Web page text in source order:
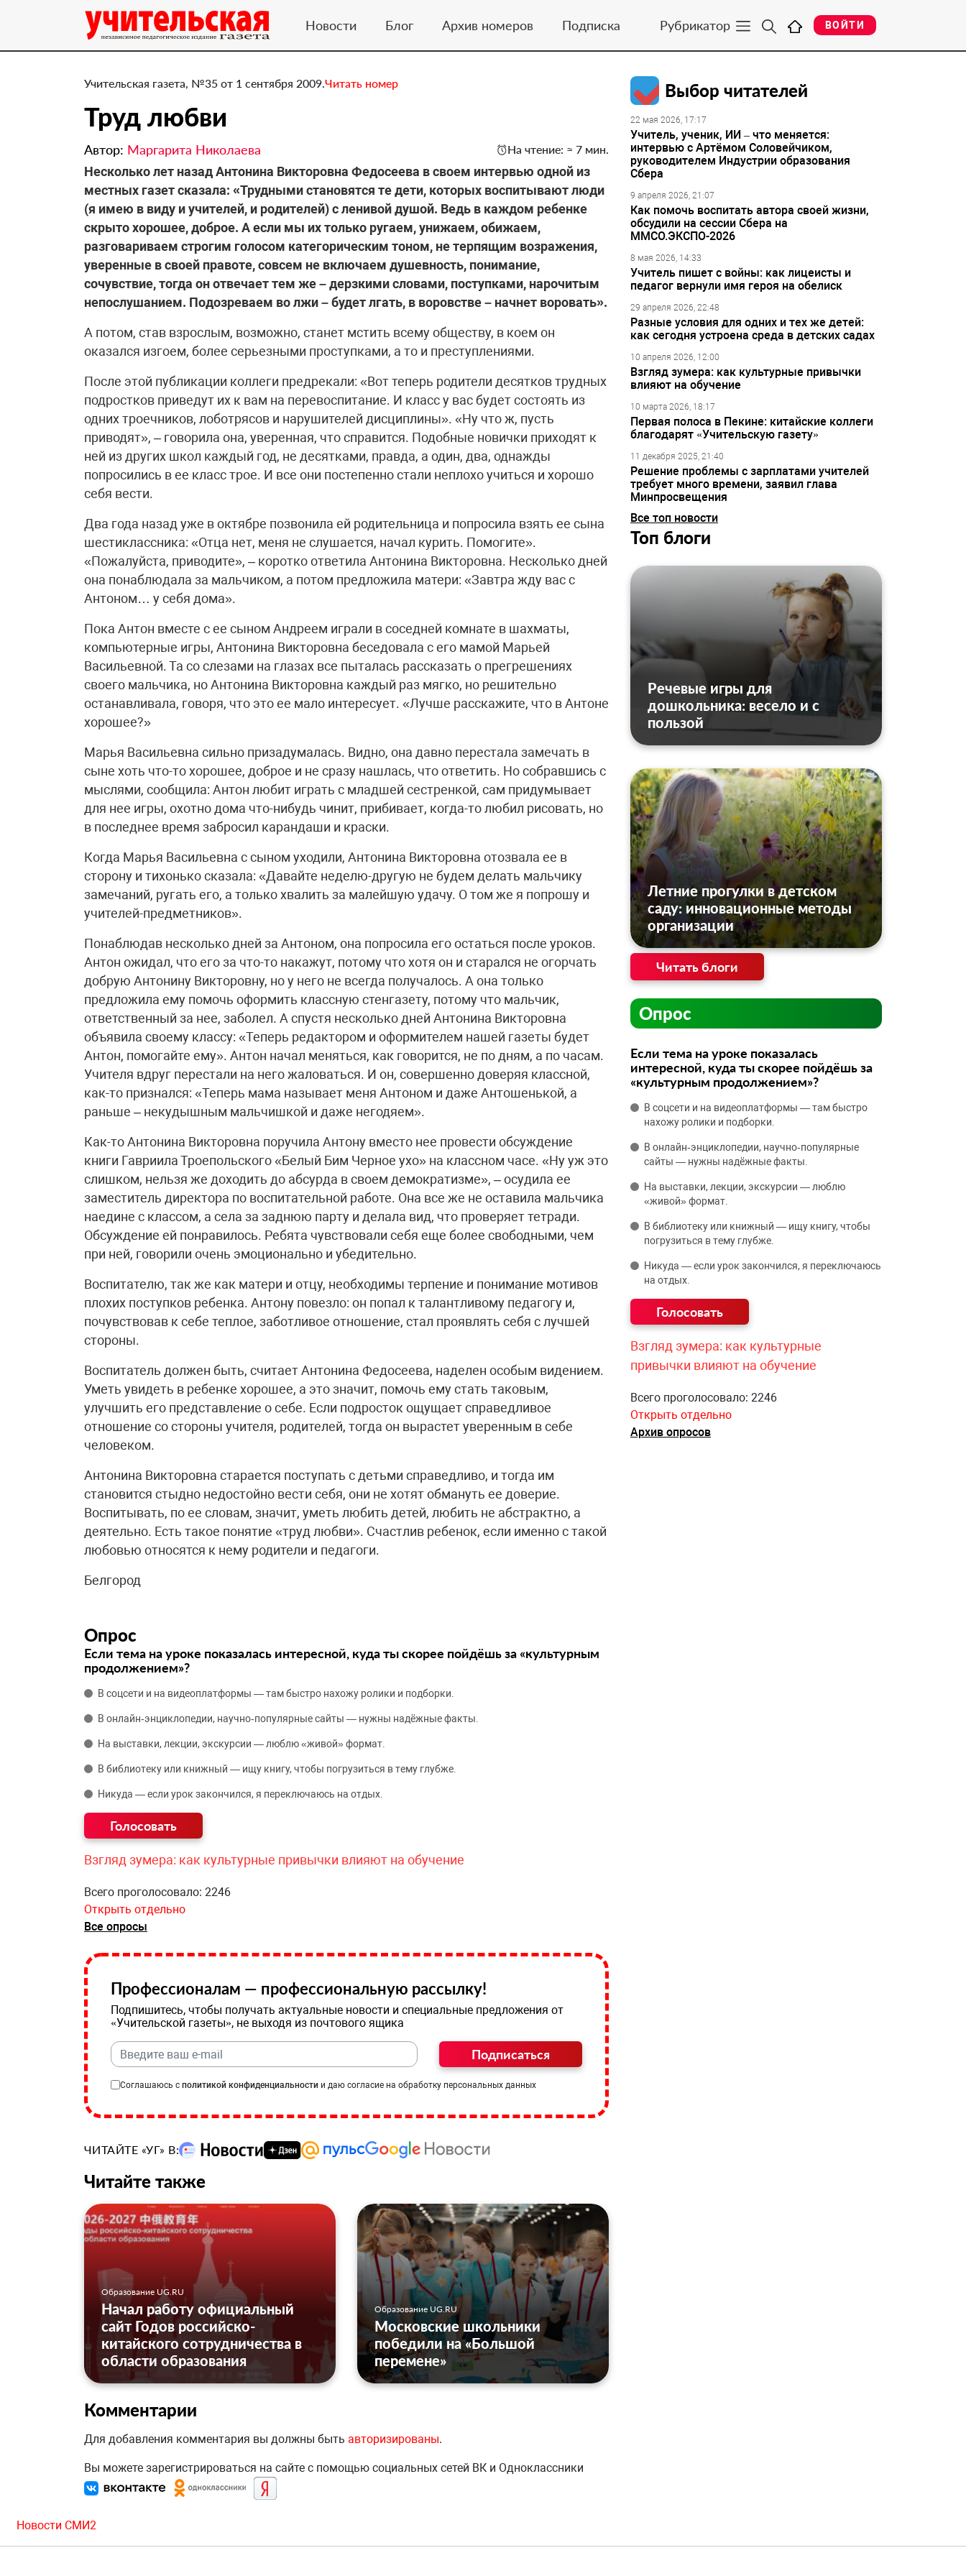
Новости Блог Архив номеров Подписка Рубрикатор ВОЙТИ
Учительская газета, №35 от 1 сентября 2009.Читать номер
Труд любви
Автор: Маргарита Николаева На чтение: ≈ 7 мин.
Несколько лет назад Антонина Викторовна Федосеева в своем интервью одной из
местных газет сказала: «Трудными становятся те дети, которых воспитывают люди
(я имею в виду и учителей, и родителей) с ленивой душой. Ведь в каждом ребенке
скрыто хорошее, доброе. А если мы их только ругаем, унижаем, обижаем,
разговариваем строгим голосом категорическим тоном, не терпящим возражения,
уверенные в своей правоте, совсем не включаем душевность, понимание,
сочувствие, тогда он отвечает тем же – дерзкими словами, поступками, нарочитым
непослушанием. Подозреваем во лжи – будет лгать, в воровстве – начнет воровать».
А потом, став взрослым, возможно, станет мстить всему обществу, в коем он
оказался изгоем, более серьезными проступками, а то и преступлениями.
После этой публикации коллеги предрекали: «Вот теперь родители десятков трудных
подростков приведут их к вам на перевоспитание. И класс у вас будет состоять из
одних троечников, лоботрясов и нарушителей дисциплины». «Ну что ж, пусть
приводят», – говорила она, уверенная, что справится. Подобные новички приходят к
ней из других школ каждый год, не десятками, правда, а один, два, однажды
попросились в ее класс трое. И все они постепенно стали неплохо учиться и хорошо
себя вести.
Два года назад уже в октябре позвонила ей родительница и попросила взять ее сына
шестиклассника: «Отца нет, меня не слушается, начал курить. Помогите».
«Пожалуйста, приводите», – коротко ответила Антонина Викторовна. Несколько дней
она понаблюдала за мальчиком, а потом предложила матери: «Завтра жду вас с
Антоном… у себя дома».
Пока Антон вместе с ее сыном Андреем играли в соседней комнате в шахматы,
компьютерные игры, Антонина Викторовна беседовала с его мамой Марьей
Васильевной. Та со слезами на глазах все пыталась рассказать о прегрешениях
своего мальчика, но Антонина Викторовна каждый раз мягко, но решительно
останавливала, говоря, что это ее мало интересует. «Лучше расскажите, что в Антоне
хорошее?»
Марья Васильевна сильно призадумалась. Видно, она давно перестала замечать в
сыне хоть что-то хорошее, доброе и не сразу нашлась, что ответить. Но собравшись с
мыслями, сообщила: Антон любит играть с младшей сестренкой, сам придумывает
для нее игры, охотно дома что-нибудь чинит, прибивает, когда-то любил рисовать, но
в последнее время забросил карандаши и краски.
Когда Марья Васильевна с сыном уходили, Антонина Викторовна отозвала ее в
сторону и тихонько сказала: «Давайте неделю-другую не будем делать мальчику
замечаний, ругать его, а только хвалить за малейшую удачу. О том же я попрошу и
учителей-предметников».
Понаблюдав несколько дней за Антоном, она попросила его остаться после уроков.
Антон ожидал, что его за что-то накажут, потому что хотя он и старался не огорчать
добрую Антонину Викторовну, но у него не всегда получалось. А она только
предложила ему помочь оформить классную стенгазету, потому что мальчик,
ответственный за нее, заболел. А спустя несколько дней Антонина Викторовна
объявила своему классу: «Теперь редактором и оформителем нашей газеты будет
Антон, помогайте ему». Антон начал меняться, как говорится, не по дням, а по часам.
Учителя вдруг перестали на него жаловаться. И он, совершенно доверяя классной,
как-то признался: «Теперь мама называет меня Антоном и даже Антошенькой, а
раньше – некудышным мальчишкой и даже негодяем».
Как-то Антонина Викторовна поручила Антону вместо нее провести обсуждение
книги Гавриила Троепольского «Белый Бим Черное ухо» на классном часе. «Ну уж это
слишком, нельзя же доходить до абсурда в своем демократизме», – осудила ее
заместитель директора по воспитательной работе. Она все же не оставила мальчика
наедине с классом, а села за заднюю парту и делала вид, что проверяет тетради.
Обсуждение ей понравилось. Ребята чувствовали себя еще более свободными, чем
при ней, говорили очень эмоционально и убедительно.
Воспитателю, так же как матери и отцу, необходимы терпение и понимание мотивов
плохих поступков ребенка. Антону повезло: он попал к талантливому педагогу и,
почувствовав к себе теплое, заботливое отношение, стал проявлять себя с лучшей
стороны.
Воспитатель должен быть, считает Антонина Федосеева, наделен особым видением.
Уметь увидеть в ребенке хорошее, а это значит, помочь ему стать таковым,
улучшить его представление о себе. Если подросток ощущает справедливое
отношение со стороны учителя, родителей, тогда он вырастет уверенным в себе
человеком.
Антонина Викторовна старается поступать с детьми справедливо, и тогда им
становится стыдно недостойно вести себя, они не хотят обмануть ее доверие.
Воспитывать, по ее словам, значит, уметь любить детей, любить не абстрактно, а
деятельно. Есть такое понятие «труд любви». Счастлив ребенок, если именно с такой
любовью относятся к нему родители и педагоги.
Белгород
Опрос
Если тема на уроке показалась интересной, куда ты скорее пойдёшь за «культурным
продолжением»?
В соцсети и на видеоплатформы — там быстро нахожу ролики и подборки.
В онлайн‑энциклопедии, научно‑популярные сайты — нужны надёжные факты.
На выставки, лекции, экскурсии — люблю «живой» формат.
В библиотеку или книжный — ищу книгу, чтобы погрузиться в тему глубже.
Никуда — если урок закончился, я переключаюсь на отдых.
Взгляд зумера: как культурные привычки влияют на обучение
Всего проголосовало: 2246
Открыть отдельно
Все опросы
Профессионалам — профессиональную рассылку!
Подпишитесь, чтобы получать актуальные новости и специальные предложения от
«Учительской газеты», не выходя из почтового ящика
Подписаться
Соглашаюсь с политикой конфиденциальности и даю согласие на обработку персональных данных
ЧИТАЙТЕ «УГ» В:
Читайте также
Образование UG.RU
Начал работу официальный
сайт Годов российско-
китайского сотрудничества в
области образования
Образование UG.RU
Московские школьники
победили на «Большой
перемене»
Комментарии
Для добавления комментария вы должны быть авторизированы.
Вы можете зарегистрироваться на сайте с помощью социальных сетей ВК и Одноклассники
Выбор читателей
22 мая 2026, 17:17
Учитель, ученик, ИИ – что меняется:
интервью с Артёмом Соловейчиком,
руководителем Индустрии образования
Сбера
9 апреля 2026, 21:07
Как помочь воспитать автора своей жизни,
обсудили на сессии Сбера на
ММСО.ЭКСПО-2026
8 мая 2026, 14:33
Учитель пишет с войны: как лицеисты и
педагог вернули имя героя на обелиск
29 апреля 2026, 22:48
Разные условия для одних и тех же детей:
как сегодня устроена среда в детских садах
10 апреля 2026, 12:00
Взгляд зумера: как культурные привычки
влияют на обучение
10 марта 2026, 18:17
Первая полоса в Пекине: китайские коллеги
благодарят «Учительскую газету»
11 декабря 2025, 21:40
Решение проблемы с зарплатами учителей
требует много времени, заявил глава
Минпросвещения
Все топ новости
Топ блоги
Речевые игры для
дошкольника: весело и с
пользой
Летние прогулки в детском
саду: инновационные методы
организации
Читать блоги
Опрос
Если тема на уроке показалась
интересной, куда ты скорее пойдёшь за
«культурным продолжением»?
В соцсети и на видеоплатформы — там быстро
нахожу ролики и подборки.
В онлайн‑энциклопедии, научно‑популярные
сайты — нужны надёжные факты.
На выставки, лекции, экскурсии — люблю
«живой» формат.
В библиотеку или книжный — ищу книгу, чтобы
погрузиться в тему глубже.
Никуда — если урок закончился, я переключаюсь
на отдых.
Взгляд зумера: как культурные
привычки влияют на обучение
Всего проголосовало: 2246
Открыть отдельно
Архив опросов
Новости СМИ2